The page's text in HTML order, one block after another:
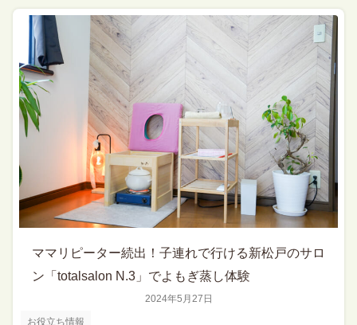
お役立ち情報
2024年5月27日
ママリピーター続出！子連れで行ける新松戸のサロ
ン「totalsalon N.3」でよもぎ蒸し体験